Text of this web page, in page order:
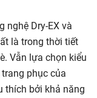
nghệ Dry-EX và
là trong thời tiết
Vẫn lựa chọn kiểu
phục của
thích bởi khả năng